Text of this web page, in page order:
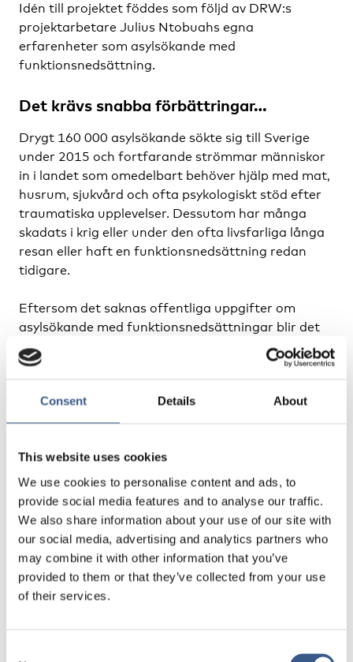
Consent Details About
This website uses cookies
We use cookies to personalise content and ads, to
provide social media features and to analyse our traffic.
We also share information about your use of our site with
our social media, advertising and analytics partners who
may combine it with other information that you’ve
provided to them or that they’ve collected from your use
of their services.
Idén till projektet föddes som följd av DRW:s
projektarbetare Julius Ntobuahs egna
erfarenheter som asylsökande med
funktionsnedsättning.
Det krävs snabba förbättringar…
Drygt 160 000 asylsökande sökte sig till Sverige
under 2015 och fortfarande strömmar människor
in i landet som omedelbart behöver hjälp med mat,
husrum, sjukvård och ofta psykologiskt stöd efter
traumatiska upplevelser. Dessutom har många
skadats i krig eller under den ofta livsfarliga långa
resan eller haft en funktionsnedsättning redan
tidigare.
Eftersom det saknas offentliga uppgifter om
asylsökande med funktionsnedsättningar blir det
svårt att ha en tydlig bild om målgruppens
situation och deras behov. Myndigheter och ideella
behöver känna till omfattningen och typen av
funktionsnedsättningarna samt de resulterande
anpassa sitt arbete till alla asylsökandes behov.
Beredskap i form av personella resurser och rutiner
behövs för att även asylsökande med
funktionsnedsättningar, som en naturlig och
integrerad del av myndigheters och
organisationers arbete, ska tas emot på ett värdigt
sätt och integreras i det svenska samhället.